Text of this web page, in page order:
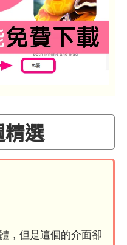
精選
，但是這個的介面卻